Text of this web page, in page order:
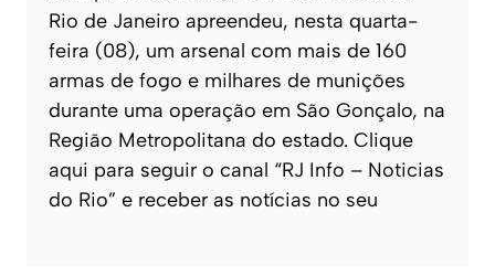
Rio de Janeiro apreendeu, nesta quarta-
feira (08), um arsenal com mais de 160
armas de fogo e milhares de munições
durante uma operação em São Gonçalo, na
Região Metropolitana do estado. Clique
aqui para seguir o canal “RJ Info – Noticias
do Rio” e receber as notícias no seu